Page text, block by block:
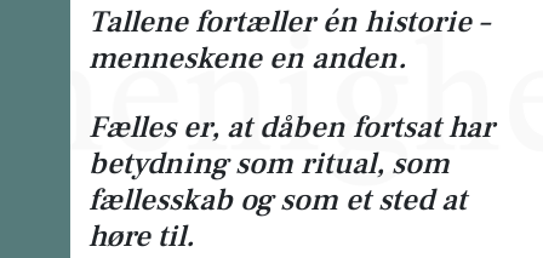
Tallene fortæller én historie –
menneskene en anden.
Fælles er, at dåben fortsat har
betydning som ritual, som
fællesskab og som et sted at
høre til.